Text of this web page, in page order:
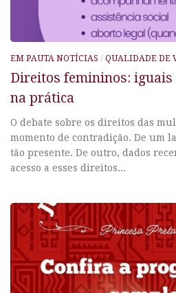
EM PAUTA NOTÍCIAS / QUALIDADE DE
Direitos femininos: iguais
na prática
O debate sobre os direitos das
momento de contradição. De um
tão presente. De outro, dados
acesso a esses direitos...